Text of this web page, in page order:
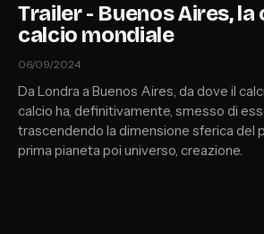
Trailer - Buenos Aires,
calcio mondiale
06/09/2024
Da Londra a Buenos Aires, da dove il
calcio ha, definitivamente, smesso di
trascendendo la dimensione sferica del
prima pianeta poi universo, creazione.